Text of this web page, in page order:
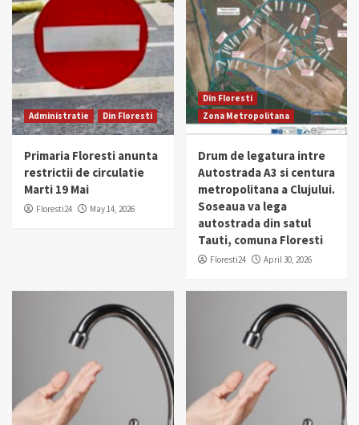
Administratie Din Floresti
Primaria Floresti anunta
restrictii de circulatie
Marti 19 Mai
Floresti24 May 14, 2026
Din Floresti
Zona Metropolitana
Drum de legatura intre
Autostrada A3 si centura
metropolitana a Clujului.
Soseaua va lega
autostrada din satul
Tauti, comuna Floresti
Floresti24 April 30, 2026